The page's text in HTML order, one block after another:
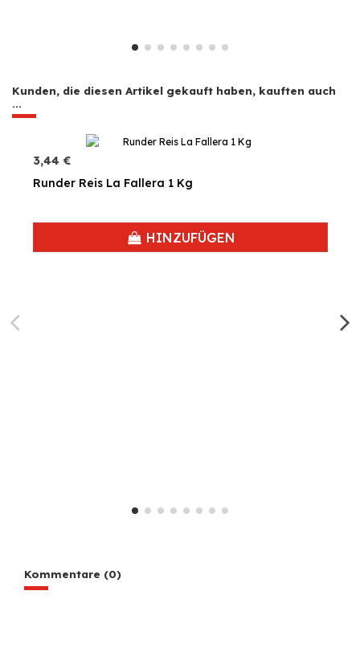
Kunden, die diesen Artikel gekauft haben, kauften auch
...
3,44 €
Runder Reis La Fallera 1 Kg
HINZUFÜGEN
Kommentare (0)